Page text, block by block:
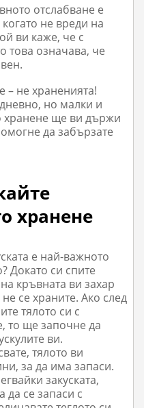
отслабване е
не вреди на
ви каже, че с
това означава, че
– не храненията!
но малки и
хранене ще ви държи
да забързате
хранене
е най-важното
Докато си спите
кръвната ви захар
се храните. Ако след
тялото си с
то ще започне да
ви.
тялото ви
за да има запаси.
закуската,
да се запаси с